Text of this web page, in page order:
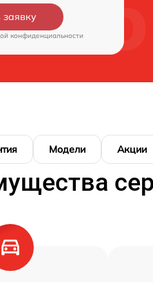
заявку
конфиденциальности
Модели Акции